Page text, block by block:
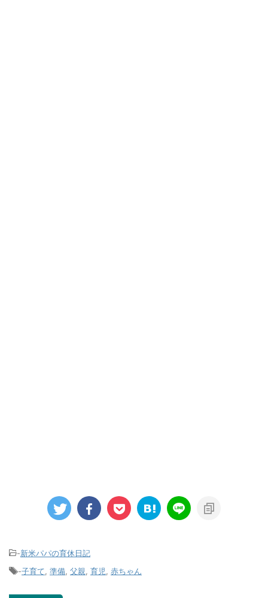
-新米パパの育休日記
-子育て 準備 父親 育児 赤ちゃん